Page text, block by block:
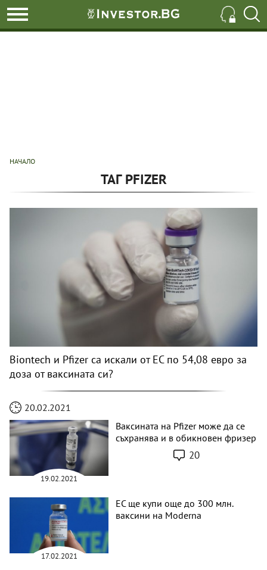
НАЧАЛО
ТАГ PFIZER
Biontech и Pfizer са искали от ЕС по 54,08 евро за
доза от ваксината си?
20.02.2021
19.02.2021
Ваксината на Pfizer може да се
съхранява и в обикновен фризер
20
17.02.2021
ЕС ще купи още до 300 млн.
ваксини на Moderna